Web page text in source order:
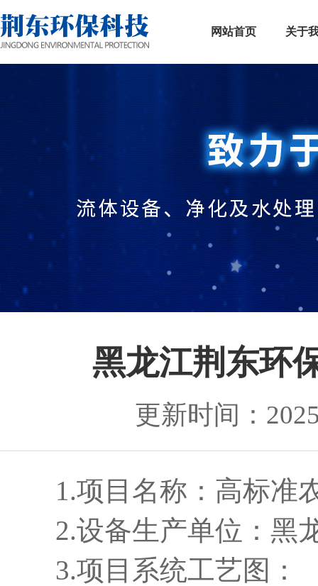
网站首页 关于
黑龙江荆东环
更新时间：
1.项目名称：高标准
2.设备生产单位：黑
3.项目系统工艺图：